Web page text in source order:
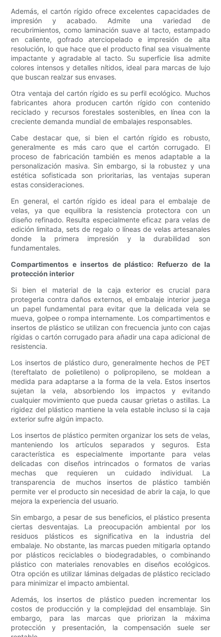
Además, el cartón rígido ofrece excelentes capacidades de
impresión y acabado. Admite una variedad de
recubrimientos, como laminación suave al tacto, estampado
en caliente, gofrado aterciopelado e impresión de alta
resolución, lo que hace que el producto final sea visualmente
impactante y agradable al tacto. Su superficie lisa admite
colores intensos y detalles nítidos, ideal para marcas de lujo
que buscan realzar sus envases.
Otra ventaja del cartón rígido es su perfil ecológico. Muchos
fabricantes ahora producen cartón rígido con contenido
reciclado y recursos forestales sostenibles, en línea con la
creciente demanda mundial de embalajes responsables.
Cabe destacar que, si bien el cartón rígido es robusto,
generalmente es más caro que el cartón corrugado. El
proceso de fabricación también es menos adaptable a la
personalización masiva. Sin embargo, si la robustez y una
estética sofisticada son prioritarias, las ventajas superan
estas consideraciones.
En general, el cartón rígido es ideal para el embalaje de
velas, ya que equilibra la resistencia protectora con un
diseño refinado. Resulta especialmente eficaz para velas de
edición limitada, sets de regalo o líneas de velas artesanales
donde la primera impresión y la durabilidad son
fundamentales.
Compartimentos e insertos de plástico: Refuerzo de la
protección interior
Si bien el material de la caja exterior es crucial para
protegerla contra daños externos, el embalaje interior juega
un papel fundamental para evitar que la delicada vela se
mueva, golpee o rompa internamente. Los compartimentos e
insertos de plástico se utilizan con frecuencia junto con cajas
rígidas o cartón corrugado para añadir una capa adicional de
resistencia.
Los insertos de plástico duro, generalmente hechos de PET
(tereftalato de polietileno) o polipropileno, se moldean a
medida para adaptarse a la forma de la vela. Estos insertos
sujetan la vela, absorbiendo los impactos y evitando
cualquier movimiento que pueda causar grietas o astillas. La
rigidez del plástico mantiene la vela estable incluso si la caja
exterior sufre algún impacto.
Los insertos de plástico permiten organizar los sets de velas,
manteniendo los artículos separados y seguros. Esta
característica es especialmente importante para velas
delicadas con diseños intrincados o formatos de varias
mechas que requieren un cuidado individual. La
transparencia de muchos insertos de plástico también
permite ver el producto sin necesidad de abrir la caja, lo que
mejora la experiencia del usuario.
Sin embargo, a pesar de sus beneficios, el plástico presenta
ciertas desventajas. La preocupación ambiental por los
residuos plásticos es significativa en la industria del
embalaje. No obstante, las marcas pueden mitigarla optando
por plásticos reciclables o biodegradables, o combinando
plástico con materiales renovables en diseños ecológicos.
Otra opción es utilizar láminas delgadas de plástico reciclado
para minimizar el impacto ambiental.
Además, los insertos de plástico pueden incrementar los
costos de producción y la complejidad del ensamblaje. Sin
embargo, para las marcas que priorizan la máxima
protección y presentación, la compensación suele ser